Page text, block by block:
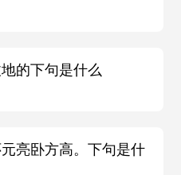
的下句是什么
亮卧方高。下句是什